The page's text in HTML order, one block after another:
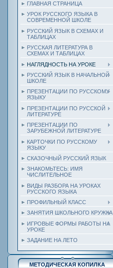
ГЛАВНАЯ СТРАНИЦА
УРОК РУССКОГО ЯЗЫКА В
СОВРЕМЕННОЙ ШКОЛЕ
РУССКИЙ ЯЗЫК В СХЕМАХ И
ТАБЛИЦАХ
РУССКАЯ ЛИТЕРАТУРА В
СХЕМАХ И ТАБЛИЦАХ
НАГЛЯДНОСТЬ НА УРОКЕ
РУССКИЙ ЯЗЫК В НАЧАЛЬНОЙ
ШКОЛЕ
ПРЕЗЕНТАЦИИ ПО РУССКОМУ
ЯЗЫКУ
ПРЕЗЕНТАЦИИ ПО РУССКОЙ
ЛИТЕРАТУРЕ
ПРЕЗЕНТАЦИИ ПО
ЗАРУБЕЖНОЙ ЛИТЕРАТУРЕ
КАРТОЧКИ ПО РУССКОМУ
ЯЗЫКУ
СКАЗОЧНЫЙ РУССКИЙ ЯЗЫК
ЗНАКОМЬТЕСЬ: ИМЯ
ЧИСЛИТЕЛЬНОЕ
ВИДЫ РАЗБОРА НА УРОКАХ
РУССКОГО ЯЗЫКА
ПРОФИЛЬНЫЙ КЛАСС
ЗАНЯТИЯ ШКОЛЬНОГО КРУЖКА
ИГРОВЫЕ ФОРМЫ РАБОТЫ НА
УРОКЕ
ЗАДАНИЕ НА ЛЕТО
МЕТОДИЧЕСКАЯ КОПИЛКА